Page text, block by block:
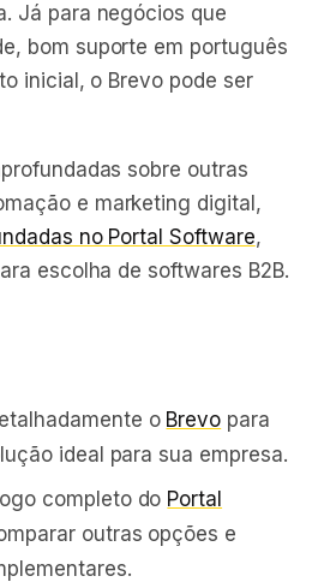
Já para negócios que
bom suporte em português
inicial, o Brevo pode ser
sobre outras
e marketing digital,
no Portal Software,
escolha de softwares B2B.
o Brevo para
ideal para sua empresa.
completo do Portal
outras opções e